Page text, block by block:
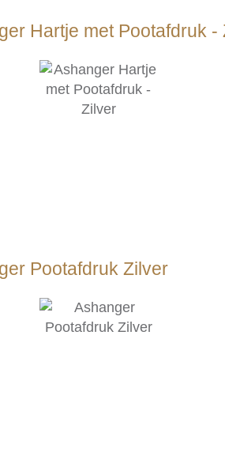
Hartje met Pootafdruk -
Pootafdruk Zilver